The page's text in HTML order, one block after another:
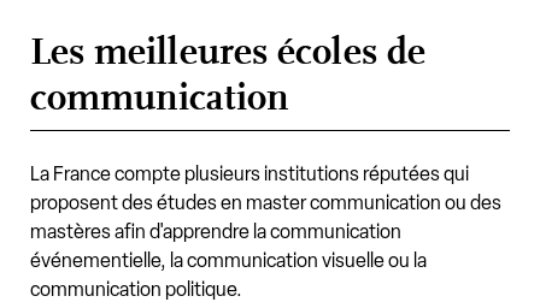
Les meilleures écoles de
communication
La France compte plusieurs institutions réputées qui
proposent des études en master communication ou des
mastères afin d'apprendre la communication
événementielle, la communication visuelle ou la
communication politique.